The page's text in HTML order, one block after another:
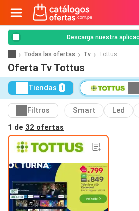
Descarga nuestra
Todas las ofertas Tv Tottus
Oferta Tv Tottus
Tiendas 1
Filtros Smart Led
1 de 32 ofertas